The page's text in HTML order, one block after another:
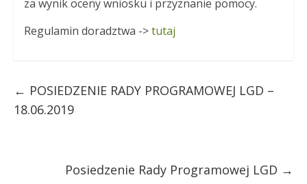
za wynik oceny wniosku i przyznanie pomocy.
Regulamin doradztwa ->tutaj
← POSIEDZENIE RADY PROGRAMOWEJ LGD –
18.06.2019
Posiedzenie Rady Programowej LGD →